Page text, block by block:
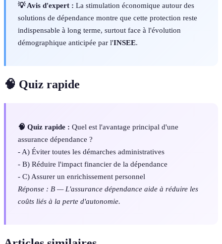
💡 Avis d'expert : La stimulation économique autour des
solutions de dépendance montre que cette protection reste
indispensable à long terme, surtout face à l'évolution
démographique anticipée par l'INSEE.
🧠 Quiz rapide
🧠 Quiz rapide : Quel est l'avantage principal d'une
assurance dépendance ?
- A) Éviter toutes les démarches administratives
- B) Réduire l'impact financier de la dépendance
- C) Assurer un enrichissement personnel
Réponse : B — L'assurance dépendance aide à réduire les
coûts liés à la perte d'autonomie.